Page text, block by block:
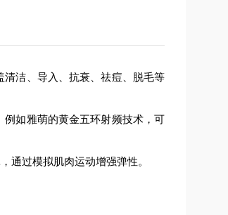
洁、导入、抗衰、祛痘、脱毛等
如雅萌的黄金五环射频技术，可
通过模拟肌肉运动增强弹性。